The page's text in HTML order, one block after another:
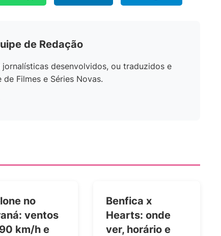
de Redação
desenvolvidos, ou traduzidos e
Filmes e Séries Novas.
no
ventos
km/h e
Benfica x
Hearts: onde
ver, horário e